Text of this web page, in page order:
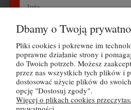
grzybowych.
POMOC
MOJE
PŁATNOŚCI I
Dbamy o Twoją
Pliki cookies i pokrewne im
poprawne działanie strony i
do Twoich potrzeb. Możesz
przez nas wszystkich tych plików i
dostosować użycie plików do
opcję "Dostosuj zgody".
Więcej o plikach cookies
Wyrażam zgodę na przetwarzanie
zgodnie z polityką prywatności
Odbieram kod na
Nie, dziękuję